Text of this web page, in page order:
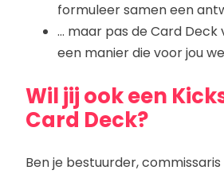
formuleer samen een
… maar pas de Card Deck
een manier die voor jou
Wil jij ook een
Card Deck?
Ben je bestuurder,